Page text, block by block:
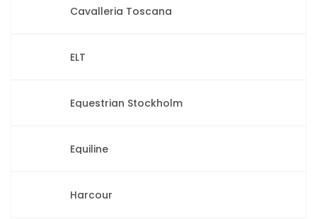
Cavalleria Toscana
ELT
Equestrian Stockholm
Equiline
Harcour